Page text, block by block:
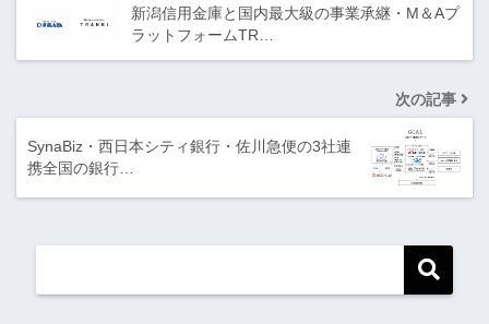
新潟信用金庫と国内最大級の事業承継・M＆Aプ
ラットフォームTR…
次の記事
SynaBiz・西日本シティ銀行・佐川急便の3社連
携全国の銀行…